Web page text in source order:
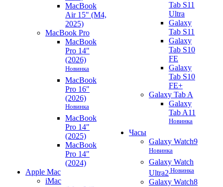
MacBook
Air 15" (M4,
2025)
MacBook Pro
MacBook
Pro 14"
(2026)
Новинка
MacBook
Pro 16"
(2026)
Новинка
MacBook
Pro 14"
(2025)
MacBook
Pro 14"
(2024)
Apple Mac
iMac
Tab S11
Ultra
Galaxy
Tab S11
Galaxy
Tab S10
FE
Galaxy
Tab S10
FE+
Galaxy Tab A
Galaxy
Tab A11
Новинка
Часы
Galaxy Watch9
Новинка
Galaxy Watch
Ultra2 Новинка
Galaxy Watch8